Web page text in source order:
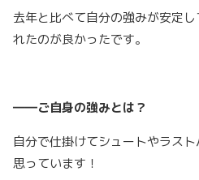
去年と比べて自分の強みが安定
れたのが良かったです。
――ご自身の強みとは？
自分で仕掛けてシュートやラス
思っています！